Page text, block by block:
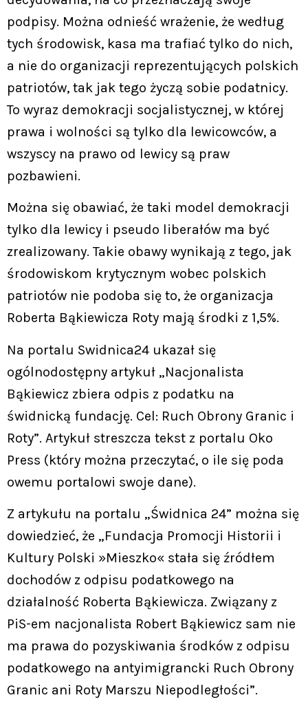
podpisy. Można odnieść wrażenie, że według
tych środowisk, kasa ma trafiać tylko do nich,
a nie do organizacji reprezentujących polskich
patriotów, tak jak tego życzą sobie podatnicy.
To wyraz demokracji socjalistycznej, w której
prawa i wolności są tylko dla lewicowców, a
wszyscy na prawo od lewicy są praw
pozbawieni.
Można się obawiać, że taki model demokracji
tylko dla lewicy i pseudo liberałów ma być
zrealizowany. Takie obawy wynikają z tego, jak
środowiskom krytycznym wobec polskich
patriotów nie podoba się to, że organizacja
Roberta Bąkiewicza Roty mają środki z 1,5%.
Na portalu Swidnica24 ukazał się
ogólnodostępny artykuł „Nacjonalista
Bąkiewicz zbiera odpis z podatku na
świdnicką fundację. Cel: Ruch Obrony Granic i
Roty”. Artykuł streszcza tekst z portalu Oko
Press (który można przeczytać, o ile się poda
owemu portalowi swoje dane).
Z artykułu na portalu „Świdnica 24” można się
dowiedzieć, że „Fundacja Promocji Historii i
Kultury Polski »Mieszko« stała się źródłem
dochodów z odpisu podatkowego na
działalność Roberta Bąkiewicza. Związany z
PiS-em nacjonalista Robert Bąkiewicz sam nie
ma prawa do pozyskiwania środków z odpisu
podatkowego na antyimigrancki Ruch Obrony
Granic ani Roty Marszu Niepodległości”.